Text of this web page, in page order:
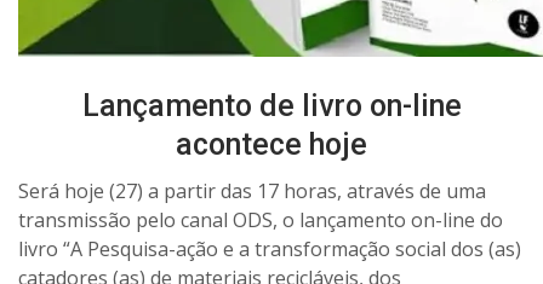
Lançamento de livro on-line
acontece hoje
Será hoje (27) a partir das 17 horas, através de uma
transmissão pelo canal ODS, o lançamento on-line do
livro “A Pesquisa-ação e a transformação social dos (as)
catadores (as) de materiais recicláveis, dos